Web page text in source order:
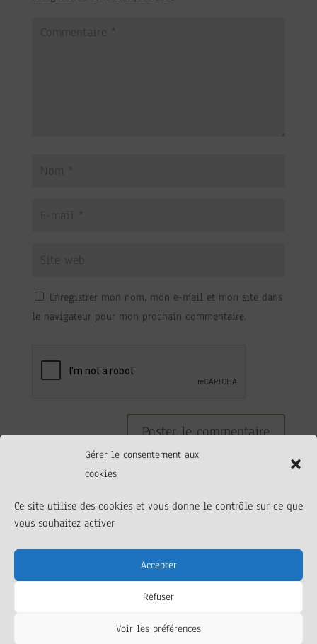
Gérer le consentement aux
cookies
Ce site utilise des cookies et vous donne le contrôle sur ce que
vous souhaitez activer
Accepter
Refuser
Voir les préférences
Enregistrer mon nom, mon e-mail et mon site dans
le navigateur pour mon prochain commentaire.
Elaboré par et pour l’association La Barque
Mentions légales